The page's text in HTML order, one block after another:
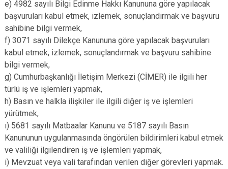
e) 4982 sayılı Bilgi Edinme Hakkı Kanununa göre yapılacak
başvuruları kabul etmek, izlemek, sonuçlandırmak ve başvuru
sahibine bilgi vermek,
f) 3071 sayılı Dilekçe Kanununa göre yapılacak başvuruları
kabul etmek, izlemek, sonuçlandırmak ve başvuru sahibine
bilgi vermek,
g) Cumhurbaşkanlığı İletişim Merkezi (CİMER) ile ilgili her
türlü iş ve işlemleri yapmak,
h) Basın ve halkla ilişkiler ile ilgili diğer iş ve işlemleri
yürütmek,
ı) 5681 sayılı Matbaalar Kanunu ve 5187 sayılı Basın
Kanununun uygulanmasında öngörülen bildirimleri kabul etmek
ve valiliği ilgilendiren iş ve işlemleri yapmak,
i) Mevzuat veya vali tarafından verilen diğer görevleri yapmak.